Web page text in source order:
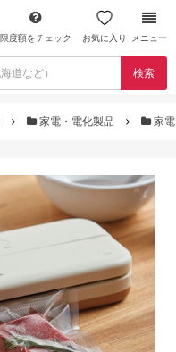
限度額をチェック お気に入り メニュー
検索
家電・電化製品 家電